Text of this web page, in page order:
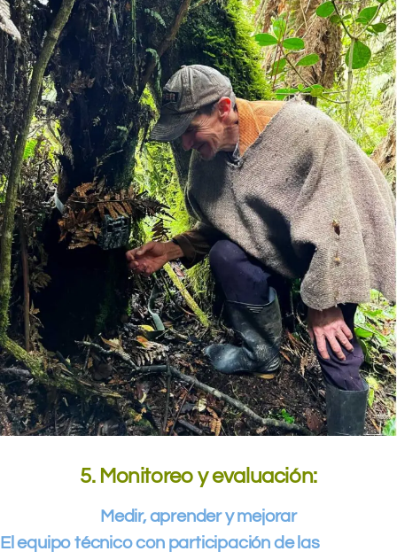
5. Monitoreo y evaluación:
Medir, aprender y mejorar
El equipo técnico con participación de las